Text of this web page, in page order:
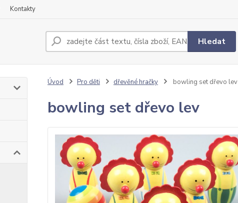
Kontakty
Hledat
Úvod Pro děti dřevěné hračky bowling set dřevo lev
bowling set dřevo lev